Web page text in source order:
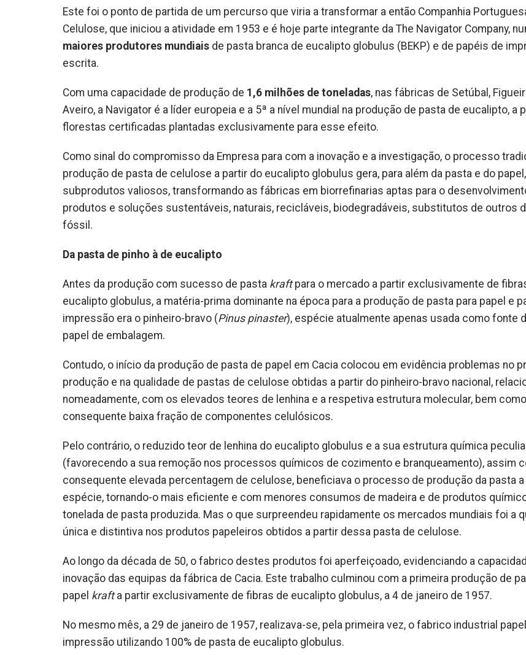
Este foi o ponto de partida de um percurso que viria a transformar a então Companhia
Celulose, que iniciou a atividade em 1953 e é hoje parte integrante da The Navigator Company,
maiores produtores mundiais de pasta branca de eucalipto globulus (BEKP) e de papéis de
escrita.
Com uma capacidade de produção de 1,6 milhões de toneladas, nas fábricas de Setúbal,
Aveiro, a Navigator é a líder europeia e a 5ª a nível mundial na produção de pasta de eucalipto, a
florestas certificadas plantadas exclusivamente para esse efeito.
Como sinal do compromisso da Empresa para com a inovação e a investigação, o processo
produção de pasta de celulose a partir do eucalipto globulus gera, para além da pasta e do
subprodutos valiosos, transformando as fábricas em biorrefinarias aptas para o
produtos e soluções sustentáveis, naturais, recicláveis, biodegradáveis, substitutos de outros
fóssil.
Da pasta de pinho à de eucalipto
Antes da produção com sucesso de pasta kraftpara o mercado a partir exclusivamente de
eucalipto globulus, a matéria-prima dominante na época para a produção de pasta para papel e
impressão era o pinheiro-bravo (Pinus pinaster), espécie atualmente apenas usada como fonte
papel de embalagem.
Contudo, o início da produção de pasta de papel em Cacia colocou em evidência problemas no
produção e na qualidade de pastas de celulose obtidas a partir do pinheiro-bravo nacional,
nomeadamente, com os elevados teores de lenhina e a respetiva estrutura molecular, bem
consequente baixa fração de componentes celulósicos.
Pelo contrário, o reduzido teor de lenhina do eucalipto globulus e a sua estrutura química
(favorecendo a sua remoção nos processos químicos de cozimento e branqueamento), assim
consequente elevada percentagem de celulose, beneficiava o processo de produção da pasta
espécie, tornando-o mais eficiente e com menores consumos de madeira e de produtos
tonelada de pasta produzida. Mas o que surpreendeu rapidamente os mercados mundiais foi a
única e distintiva nos produtos papeleiros obtidos a partir dessa pasta de celulose.
Ao longo da década de 50, o fabrico destes produtos foi aperfeiçoado, evidenciando a
inovação das equipas da fábrica de Cacia. Este trabalho culminou com a primeira produção de
papel krafta partir exclusivamente de fibras de eucalipto globulus, a 4 de janeiro de 1957.
No mesmo mês, a 29 de janeiro de 1957, realizava-se, pela primeira vez, o fabrico industrial
impressão utilizando 100% de pasta de eucalipto globulus.